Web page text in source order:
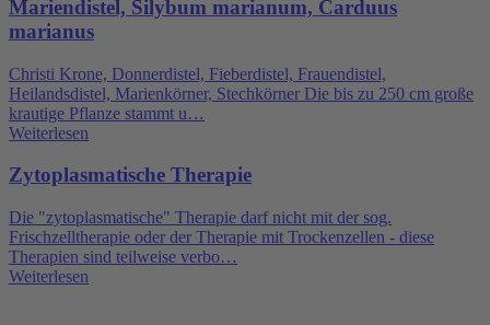
Mariendistel, Silybum marianum, Carduus
marianus
Christi Krone, Donnerdistel, Fieberdistel, Frauendistel,
Heilandsdistel, Marienkörner, Stechkörner Die bis zu 250 cm große
krautige Pflanze stammt u…
Weiterlesen
Zytoplasmatische Therapie
Die "zytoplasmatische" Therapie darf nicht mit der sog.
Frischzelltherapie oder der Therapie mit Trockenzellen - diese
Therapien sind teilweise verbo…
Weiterlesen